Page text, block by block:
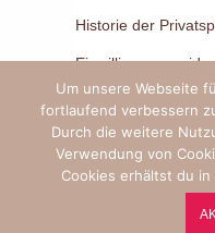
Historie der
Einwilligungen
© 2026 – Bilder voller
Um unsere Webseite
fortlaufend verbessern
Durch die weitere
Verwendung von
Cookies erhältst du